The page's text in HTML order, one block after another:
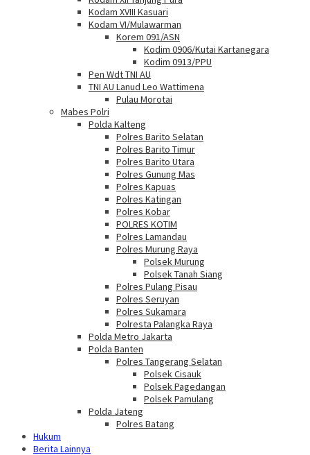
Kodam XVIII Kasuari
Kodam VI/Mulawarman
Korem 091/ASN
Kodim 0906/Kutai Kartanegara
Kodim 0913/PPU
Pen Wdt TNI AU
TNI AU Lanud Leo Wattimena
Pulau Morotai
Mabes Polri
Polda Kalteng
Polres Barito Selatan
Polres Barito Timur
Polres Barito Utara
Polres Gunung Mas
Polres Kapuas
Polres Katingan
Polres Kobar
POLRES KOTIM
Polres Lamandau
Polres Murung Raya
Polsek Murung
Polsek Tanah Siang
Polres Pulang Pisau
Polres Seruyan
Polres Sukamara
Polresta Palangka Raya
Polda Metro Jakarta
Polda Banten
Polres Tangerang Selatan
Polsek Cisauk
Polsek Pagedangan
Polsek Pamulang
Polda Jateng
Polres Batang
Hukum
Berita Lainnya